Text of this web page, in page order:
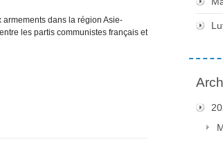
dans la région Asie-
les partis communistes français et